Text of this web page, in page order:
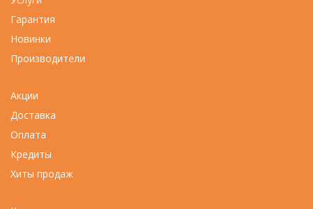
Гарантия
Новинки
Производители
Акции
Доставка
Оплата
Кредиты
Хиты продаж